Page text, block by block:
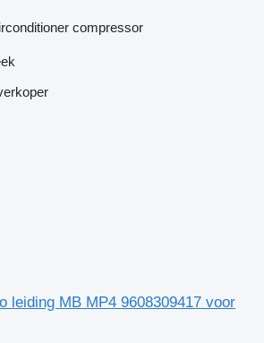
compressor
leiding MB MP4 9608309417 voor